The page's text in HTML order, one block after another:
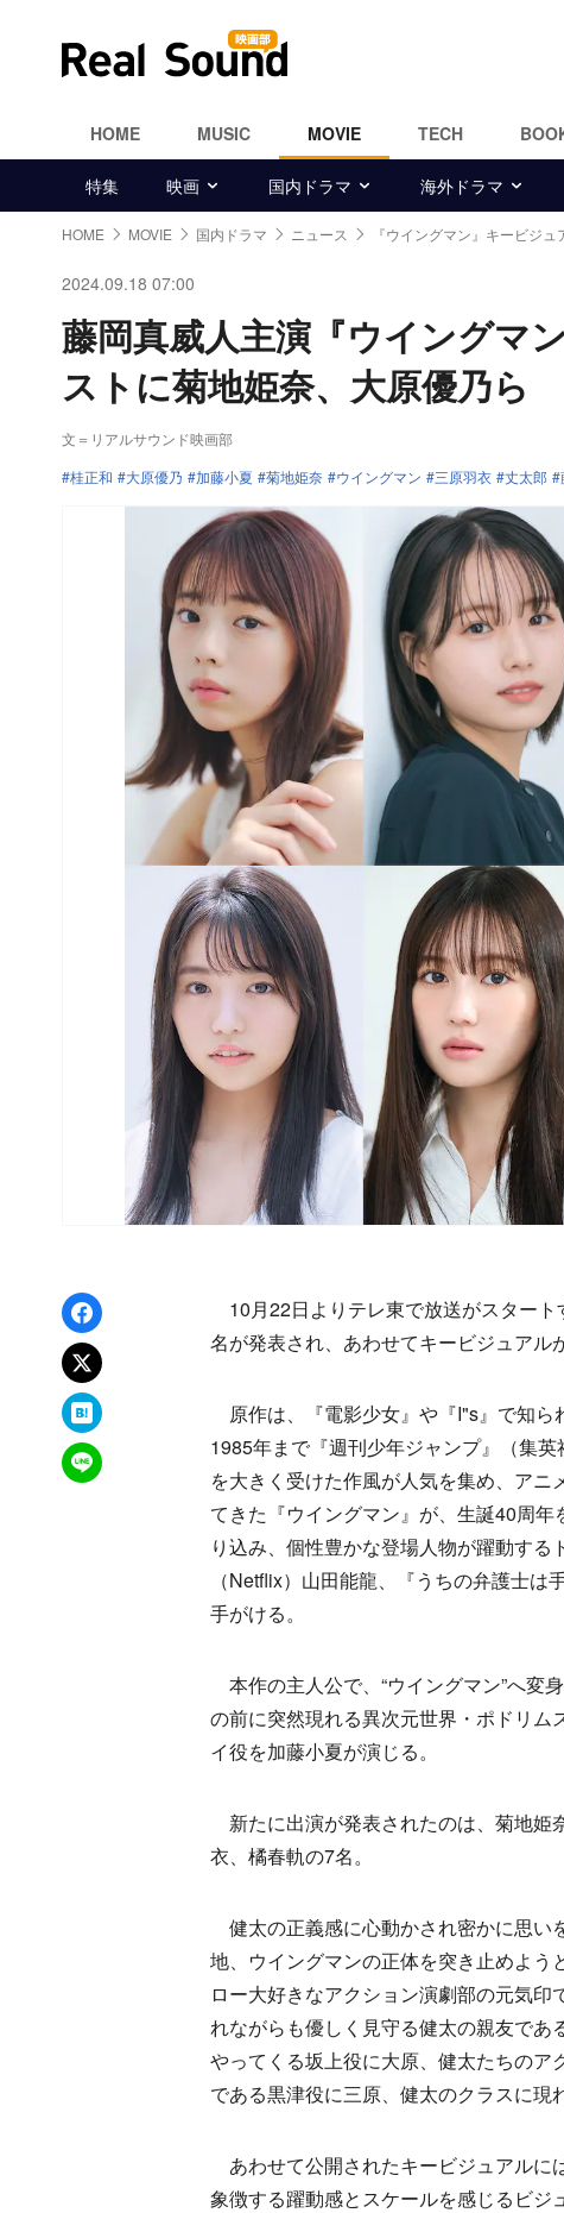
HOME MUSIC MOVIE TECH
特集 映画 国内ドラマ 海外ドラマ
HOME MOVIE 国内ドラマ ニュース 『ウイングマン』キービジュ
2024.09.18 07:00
藤岡真威人主演『ウイングマ
ストに菊地姫奈、大原優乃ら
文＝リアルサウンド映画部
桂正和
大原優乃 加藤小夏 菊地姫奈 ウイングマン 三原羽衣 丈太郎
Facebookでシェア
xでポスト
はてなブックマーク
LINEで送る
10月22日よりテレ東で放送がスター
名が発表され、あわせてキービジュアル
原作は、『電影少女』や『I"s』で知ら
1985年まで『週刊少年ジャンプ』（集
を大きく受けた作風が人気を集め、ア
てきた『ウイングマン』が、生誕40周
り込み、個性豊かな登場人物が躍動する
（Netflix）山田能龍、『うちの弁護士
手がける。
本作の主人公で、“ウイングマン”へ変
の前に突然現れる異次元世界・ポドリ
イ役を加藤小夏が演じる。
新たに出演が発表されたのは、菊地姫
衣、橘春軌の7名。
健太の正義感に心動かされ密かに思い
地、ウイングマンの正体を突き止めよ
ロー大好きなアクション演劇部の元気
れながらも優しく見守る健太の親友であ
やってくる坂上役に大原、健太たちの
である黒津役に三原、健太のクラスに現
あわせて公開されたキービジュアルに
象徴する躍動感とスケールを感じるビジ